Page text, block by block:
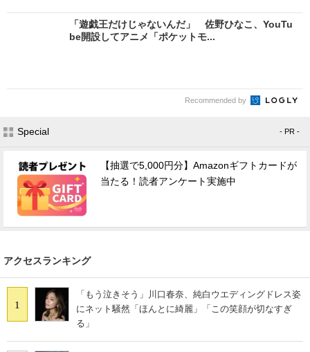
「遊戯王だけじゃないんだ」 佐野ひなこ、YouTu
be開設してアニメ「ポケットモ...
Recommended by
Special - PR -
【抽選で5,000円分】Amazonギフトカードが
当たる！読者アンケート実施中
アクセスランキング
1
「もう泣きそう」川口春奈、純白ウエディングドレス姿
にネット騒然「ほんとに綺麗」「この笑顔が切なすぎ
る」